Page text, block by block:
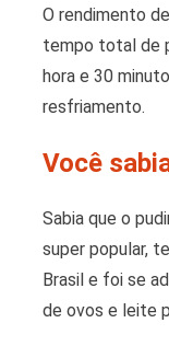
O rendimento
tempo total de
hora e 30
resfriamento.
Você
Sabia que o
super popular,
Brasil e foi se
de ovos e leite